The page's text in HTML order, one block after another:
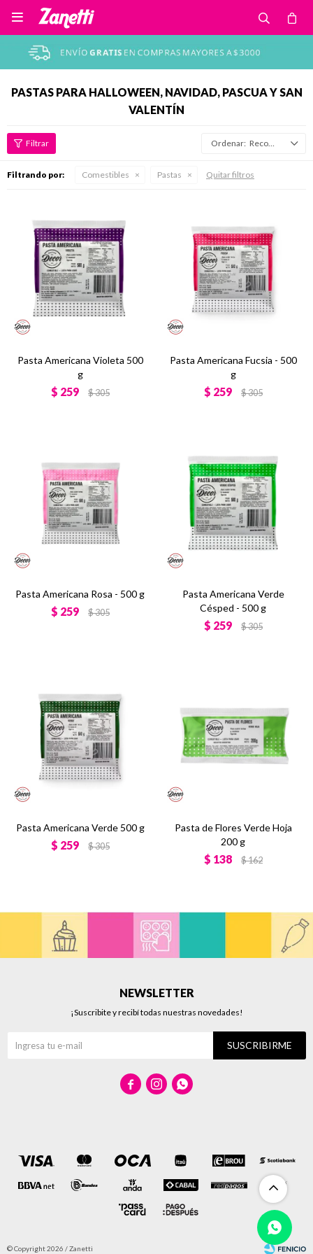

PASTAS PARA HALLOWEEN, NAVIDAD, PASCUA Y SAN
VALENTÍN
Recomendados
Filtrando por: Comestibles Pastas Quitar filtros
Pasta Americana Violeta 500
g
$ 259 $305
Pasta Americana Fucsia - 500
g
$ 259 $305
Pasta Americana Rosa - 500 g
$ 259 $305
Pasta Americana Verde
Césped - 500 g
$ 259 $305
Pasta Americana Verde 500 g
$ 259 $305
Pasta de Flores Verde Hoja
200 g
$ 138 $162
NEWSLETTER
¡Suscribite y recibí todas nuestras novedades!
SUSCRIBIRME
  
© Copyright 2026 / Zanetti